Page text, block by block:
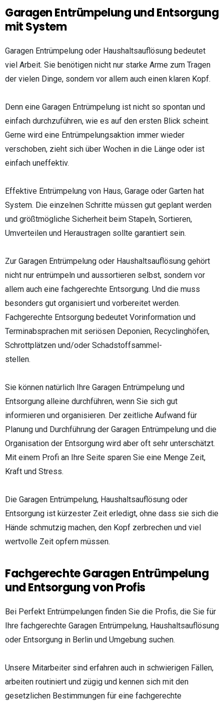
Garagen Entrümpelung und Entsorgung
mit System
Garagen Entrümpelung oder Haushaltsauflösung bedeutet
viel Arbeit. Sie benötigen nicht nur starke Arme zum Tragen
der vielen Dinge, sondern vor allem auch einen klaren Kopf.
Denn eine Garagen Entrümpelung ist nicht so spontan und
einfach durchzuführen, wie es auf den ersten Blick scheint.
Gerne wird eine Entrümpelungsaktion immer wieder
verschoben, zieht sich über Wochen in die Länge oder ist
einfach uneffektiv.
Effektive Entrümpelung von Haus, Garage oder Garten hat
System. Die einzelnen Schritte müssen gut geplant werden
und größtmögliche Sicherheit beim Stapeln, Sortieren,
Umverteilen und Heraustragen sollte garantiert sein.
Zur Garagen Entrümpelung oder Haushaltsauflösung gehört
nicht nur entrümpeln und aussortieren selbst, sondern vor
allem auch eine fachgerechte Entsorgung. Und die muss
besonders gut organisiert und vorbereitet werden.
Fachgerechte Entsorgung bedeutet Vorinformation und
Terminabsprachen mit seriösen Deponien, Recyclinghöfen,
Schrottplätzen und/oder Schadstoffsammel-
stellen.
Sie können natürlich Ihre Garagen Entrümpelung und
Entsorgung alleine durchführen, wenn Sie sich gut
informieren und organisieren. Der zeitliche Aufwand für
Planung und Durchführung der Garagen Entrümpelung und die
Organisation der Entsorgung wird aber oft sehr unterschätzt.
Mit einem Profi an Ihre Seite sparen Sie eine Menge Zeit,
Kraft und Stress.
Die Garagen Entrümpelung, Haushaltsauflösung oder
Entsorgung ist kürzester Zeit erledigt, ohne dass sie sich die
Hände schmutzig machen, den Kopf zerbrechen und viel
wertvolle Zeit opfern müssen.
Fachgerechte Garagen Entrümpelung
und Entsorgung von Profis
Bei Perfekt Entrümpelungen finden Sie die Profis, die Sie für
Ihre fachgerechte Garagen Entrümpelung, Haushaltsauflösung
oder Entsorgung in Berlin und Umgebung suchen.
Unsere Mitarbeiter sind erfahren auch in schwierigen Fällen,
arbeiten routiniert und zügig und kennen sich mit den
gesetzlichen Bestimmungen für eine fachgerechte